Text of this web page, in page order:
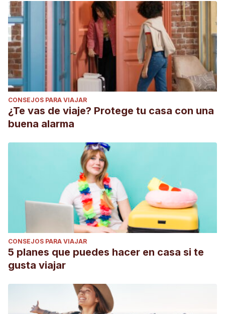
CONSEJOS PARA VIAJAR
¿Te vas de viaje? Protege tu casa con una
buena alarma
CONSEJOS PARA VIAJAR
5 planes que puedes hacer en casa si te
gusta viajar